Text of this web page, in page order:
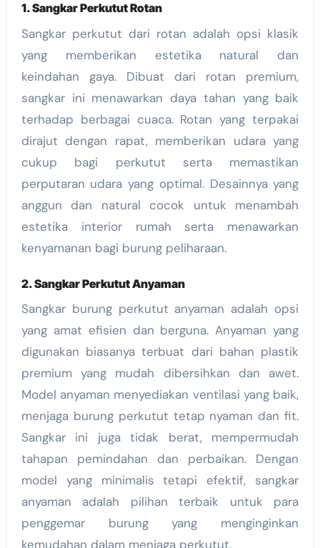
1. Sangkar Perkutut Rotan
Sangkar perkutut dari rotan adalah opsi klasik
yang memberikan estetika natural dan
keindahan gaya. Dibuat dari rotan premium,
sangkar ini menawarkan daya tahan yang baik
terhadap berbagai cuaca. Rotan yang terpakai
dirajut dengan rapat, memberikan udara yang
cukup bagi perkutut serta memastikan
perputaran udara yang optimal. Desainnya yang
anggun dan natural cocok untuk menambah
estetika interior rumah serta menawarkan
kenyamanan bagi burung peliharaan.
2. Sangkar Perkutut Anyaman
Sangkar burung perkutut anyaman adalah opsi
yang amat efisien dan berguna. Anyaman yang
digunakan biasanya terbuat dari bahan plastik
premium yang mudah dibersihkan dan awet.
Model anyaman menyediakan ventilasi yang baik,
menjaga burung perkutut tetap nyaman dan fit.
Sangkar ini juga tidak berat, mempermudah
tahapan pemindahan dan perbaikan. Dengan
model yang minimalis tetapi efektif, sangkar
anyaman adalah pilihan terbaik untuk para
penggemar burung yang menginginkan
kemudahan dalam menjaga perkutut.